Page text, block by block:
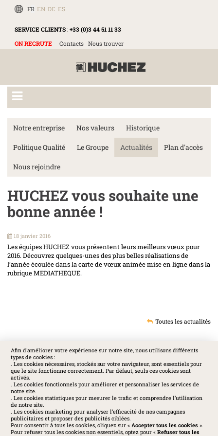
Afin d'améliorer votre expérience sur notre site, nous utilisons différents
types de cookies :
. Les cookies nécessaires, stockés sur votre navigateur, sont essentiels pour
que le site fonctionne correctement. Par défaut, seuls ces cookies sont
activés.
. Les cookies fonctionnels pour améliorer et personnaliser les services de
notre site.
. Les cookies statistiques pour mesurer le trafic et comprendre l’utilisation
de notre site.
. Les cookies marketing pour analyser l’efficacité de nos campagnes
publicitaires et proposer des publicités ciblées.
Pour consentir à tous les cookies, cliquez sur « Accepter tous les cookies».
Pour refuser tous les cookies non essentiels, optez pour « Refuser tous les
FR EN DE ES
SERVICE CLIENTS:+33 (0)3 44 51 11 33
ON RECRUTE
Contacts Nous trouver
Notre entreprise Nos valeurs Historique
Politique Qualité Le Groupe Actualités Plan d'accès
Nous rejoindre
HUCHEZ vous souhaite une
bonne année !
18 janvier 2016
Les équipes HUCHEZ vous présentent leurs meilleurs vœux pour
2016. Découvrez quelques-unes des plus belles réalisations de
l’année écoulée dans la carte de vœux animée mise en ligne dans la
rubrique MEDIATHEQUE.
Toutes les actualités
SOCIAL